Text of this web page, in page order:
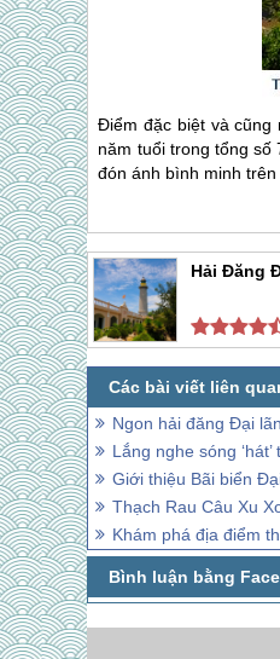
Điểm đặc biệt và cũng
năm tuổi trong tổng số
đón ánh bình minh
Hải Đăng
Ngon hải đăng Đại
Lắng nghe sóng
Giới thiệu Bãi biển
Thạch Rau Câu Xu
Khám phá địa điểm